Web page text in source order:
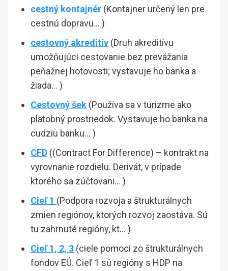
cestný kontajnér (Kontajner určený len pre
cestnú dopravu… )
cestovný akreditív (Druh akreditívu
umožňujúci cestovanie bez prevážania
peňažnej hotovosti; vystavuje ho banka a
žiada… )
Cestovný šek (Používa sa v turizme ako
platobný prostriedok. Vystavuje ho banka na
cudziu banku… )
CFD ((Contract For Difference) – kontrakt na
vyrovnanie rozdielu. Derivát, v prípade
ktorého sa zúčtovani… )
Cieľ 1 (Podpora rozvoja a štrukturálnych
zmien regiónov, ktorých rozvoj zaostáva. Sú
tu zahrnuté regióny, kt… )
Cieľ 1, 2, 3 (ciele pomoci zo štrukturálnych
fondov EÚ. Cieľ 1 sú regióny s HDP na